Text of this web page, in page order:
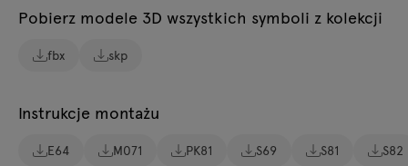
Pobierz modele 3D wszystkich symboli z kolekcji
fbx skp
Instrukcje montażu
E64 M071 PK81 S69 S81 S82